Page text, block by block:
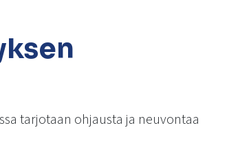
tarjotaan ohjausta ja neuvontaa